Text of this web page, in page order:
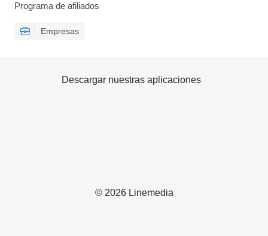
Programa de afiliados
Empresas
© 2026 Linemedia
Descargar nuestras aplicaciones